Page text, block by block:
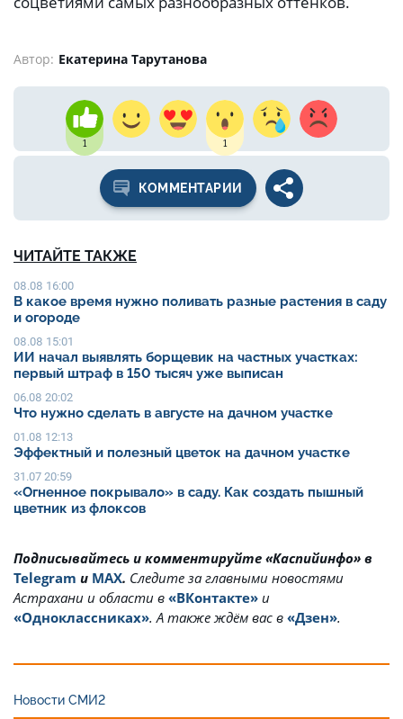
Автор: Екатерина Тарутанова
1 1
КОММЕНТАРИИ
ЧИТАЙТЕ ТАКЖЕ
08.08 16:00
В какое время нужно поливать разные растения в саду
и огороде
08.08 15:01
ИИ начал выявлять борщевик на частных участках:
первый штраф в 150 тысяч уже выписан
06.08 20:02
Что нужно сделать в августе на дачном участке
01.08 12:13
Эффектный и полезный цветок на дачном участке
31.07 20:59
«Огненное покрывало» в саду. Как создать пышный
цветник из флоксов
Подписывайтесь и комментируйте «Каспийинфо» в
Telegram и MAX. Cледите за главными новостями
Астрахани и области в «ВКонтакте» и
«Одноклассниках». А также ждём вас в «Дзен».
Новости СМИ2